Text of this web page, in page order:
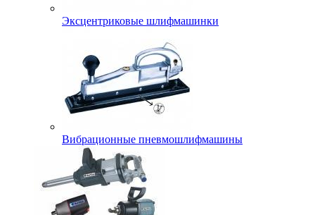
Эксцентриковые шлифмашинки
Вибрационные пневмошлифмашины